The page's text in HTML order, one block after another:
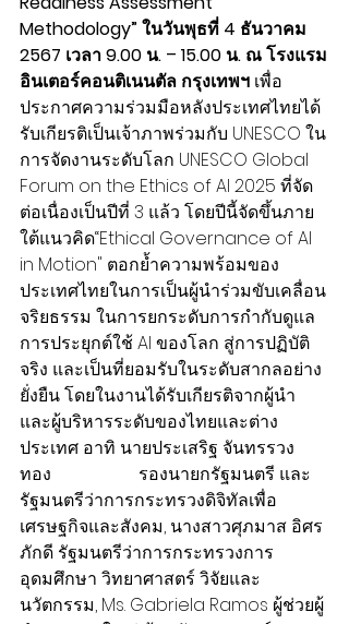
Methodology” ในวันพุธที่ 4 ธันวาคม
2567 เวลา 9.00 น. – 15.00 น. ณ โรงแรม
อินเตอร์คอนติเนนตัล กรุงเทพฯ เพื่อ
ประกาศความร่วมมือหลังประเทศไทยได้
รับเกียรติเป็นเจ้าภาพร่วมกับ UNESCO ใน
การจัดงานระดับโลก UNESCO Global
Forum on the Ethics of AI 2025 ที่จัด
ต่อเนื่องเป็นปีที่ 3 แล้ว โดยปีนี้จัดขึ้นภาย
ใต้แนวคิด“Ethical Governance of AI
in Motion" ตอกย้ำความพร้อมของ
ประเทศไทยในการเป็นผู้นำร่วมขับเคลื่อน
จริยธรรม ในการยกระดับการกำกับดูแล
การประยุกต์ใช้ AI ของโลก สู่การปฏิบัติ
จริง และเป็นที่ยอมรับในระดับสากลอย่าง
ยั่งยืน โดยในงานได้รับเกียรติจากผู้นำ
และผู้บริหารระดับของไทยและต่าง
ประเทศ อาทิ นายประเสริฐ จันทรรวง
ทอง                    รองนายกรัฐมนตรี และ
รัฐมนตรีว่าการกระทรวงดิจิทัลเพื่อ
เศรษฐกิจและสังคม, นางสาวศุภมาส อิศร
ภักดี รัฐมนตรีว่าการกระทรวงการ
อุดมศึกษา วิทยาศาสตร์ วิจัยและ
นวัตกรรม, Ms. Gabriela Ramos ผู้ช่วยผู้